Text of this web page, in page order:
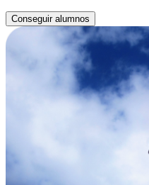
Conseguir alumnos